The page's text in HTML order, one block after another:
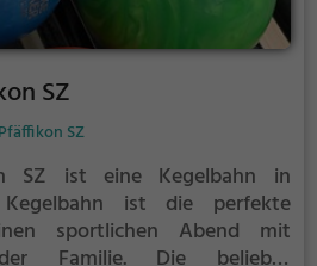
SZ
SZ
SZ ist eine Kegelbahn in
ist die perfekte
sportlichen Abend mit
Familie. Die beliebte